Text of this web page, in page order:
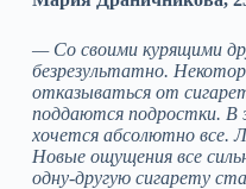
— Со своими курящими
безрезультатно.
отказываться от
поддаются подростки. В
хочется абсолютно все.
Новые ощущения все
одну-другую сигарету